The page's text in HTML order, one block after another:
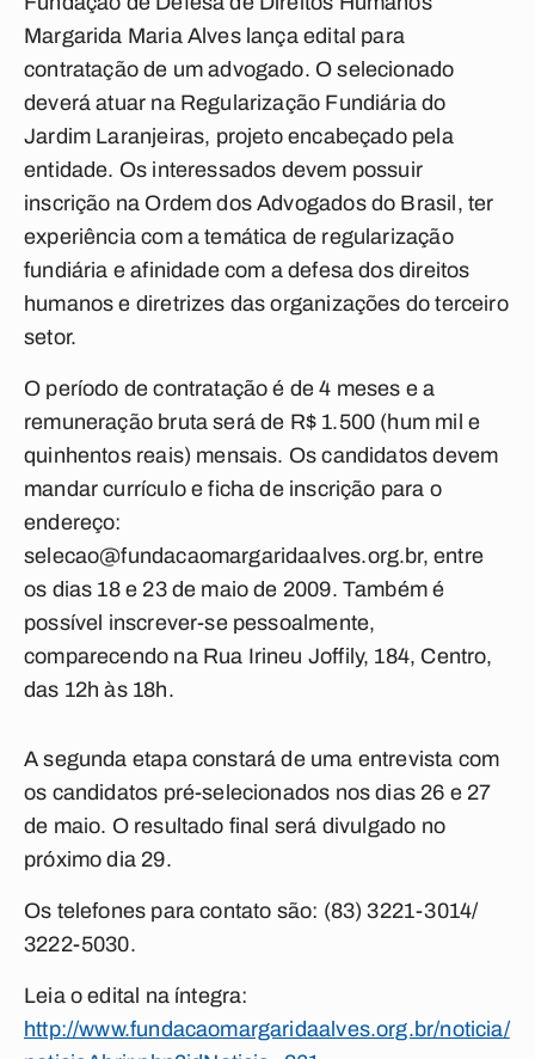
Margarida Maria Alves lança edital para
contratação de um advogado. O selecionado
deverá atuar na Regularização Fundiária do
Jardim Laranjeiras, projeto encabeçado pela
entidade. Os interessados devem possuir
inscrição na Ordem dos Advogados do Brasil, ter
experiência com a temática de regularização
fundiária e afinidade com a defesa dos direitos
humanos e diretrizes das organizações do terceiro
setor.
O período de contratação é de 4 meses e a
remuneração bruta será de R$ 1.500 (hum mil e
quinhentos reais) mensais. Os candidatos devem
mandar currículo e ficha de inscrição para o
endereço:
selecao@fundacaomargaridaalves.org.br, entre
os dias 18 e 23 de maio de 2009. Também é
possível inscrever-se pessoalmente,
comparecendo na Rua Irineu Joffily, 184, Centro,
das 12h às 18h.
A segunda etapa constará de uma entrevista com
os candidatos pré-selecionados nos dias 26 e 27
de maio. O resultado final será divulgado no
próximo dia 29.
Os telefones para contato são: (83) 3221-3014/
3222-5030.
Leia o edital na íntegra:
http://www.fundacaomargaridaalves.org.br/noticia/